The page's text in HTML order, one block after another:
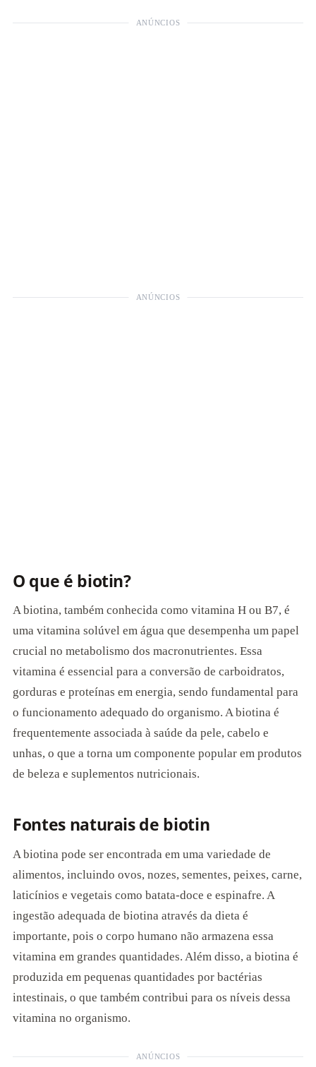
ANÚNCIOS
ANÚNCIOS
O que é biotin?
A biotina, também conhecida como vitamina H ou B7, é
uma vitamina solúvel em água que desempenha um papel
crucial no metabolismo dos macronutrientes. Essa
vitamina é essencial para a conversão de carboidratos,
gorduras e proteínas em energia, sendo fundamental para
o funcionamento adequado do organismo. A biotina é
frequentemente associada à saúde da pele, cabelo e
unhas, o que a torna um componente popular em produtos
de beleza e suplementos nutricionais.
Fontes naturais de biotin
A biotina pode ser encontrada em uma variedade de
alimentos, incluindo ovos, nozes, sementes, peixes, carne,
laticínios e vegetais como batata-doce e espinafre. A
ingestão adequada de biotina através da dieta é
importante, pois o corpo humano não armazena essa
vitamina em grandes quantidades. Além disso, a biotina é
produzida em pequenas quantidades por bactérias
intestinais, o que também contribui para os níveis dessa
vitamina no organismo.
ANÚNCIOS